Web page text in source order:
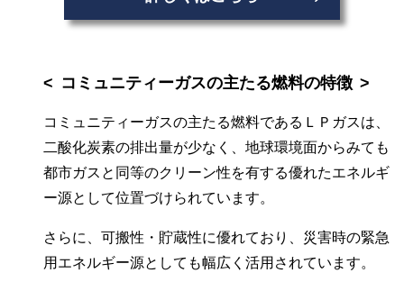
コミュニティーガスの主たる燃料の特徴
コミュニティーガスの主たる燃料であるＬＰガスは、
二酸化炭素の排出量が少なく、地球環境面からみても
都市ガスと同等のクリーン性を有する優れたエネルギ
ー源として位置づけられています。
さらに、可搬性・貯蔵性に優れており、災害時の緊急
用エネルギー源としても幅広く活用されています。